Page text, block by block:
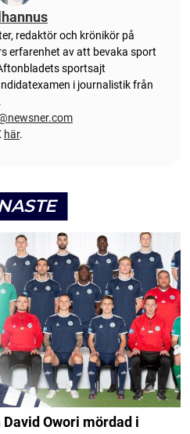
redaktör och krönikör på
erfarenhet av att bevaka sport
sportsajt
i journalistik från
här.
Owori mördad i